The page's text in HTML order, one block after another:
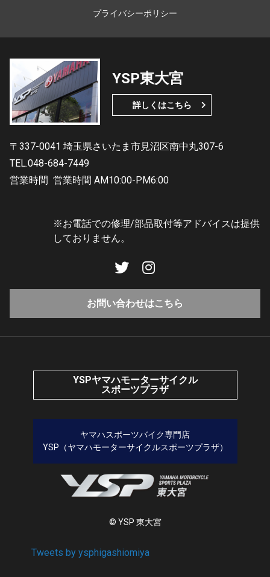
プライバシーポリシー
YSP東大宮
詳しくはこちら
〒337-0041 埼玉県さいたま市見沼区南中丸307-6
TEL.048-684-7449
営業時間 営業時間 AM10:00-PM6:00
※お電話での修理/部品取付等アドバイスは提供
しておりません。
お問い合わせはこちら
YSPヤマハモーターサイクル
スポーツプラザ
ヤマハスポーツバイク専門店
YSP（ヤマハモーターサイクルスポーツプラザ）
© YSP 東大宮
Tweets by ysphigashiomiya